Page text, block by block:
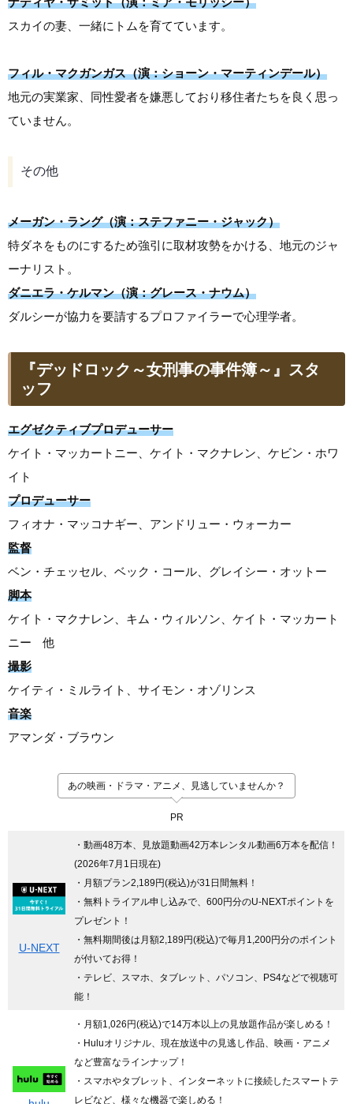
スカイの妻、一緒にトムを育てています。
フィル・マクガンガス（演：ショーン・マーティンデール）
地元の実業家、同性愛者を嫌悪しており移住者たちを良く思っ
ていません。
その他
メーガン・ラング（演：ステファニー・ジャック）
特ダネをものにするため強引に取材攻勢をかける、地元のジャ
ーナリスト。
ダニエラ・ケルマン（演：グレース・ナウム）
ダルシーが協力を要請するプロファイラーで心理学者。
『デッドロック～女刑事の事件簿～』スタ
ッフ
エグゼクティブプロデューサー
ケイト・マッカートニー、ケイト・マクナレン、ケビン・ホワ
イト
プロデューサー
フィオナ・マッコナギー、アンドリュー・ウォーカー
監督
ベン・チェッセル、ベック・コール、グレイシー・オットー
脚本
ケイト・マクナレン、キム・ウィルソン、ケイト・マッカート
ニー 他
撮影
ケイティ・ミルライト、サイモン・オゾリンス
音楽
アマンダ・ブラウン
あの映画・ドラマ・アニメ、見逃していませんか？
PR
U-NEXT
・動画48万本、見放題動画42万本レンタル動画6万本を配信！
(2026年7月1日現在)
・月額プラン2,189円(税込)が31日間無料！
・無料トライアル申し込みで、600円分のU-NEXTポイントを
プレゼント！
・無料期間後は月額2,189円(税込)で毎月1,200円分のポイント
が付いてお得！
・テレビ、スマホ、タブレット、パソコン、PS4などで視聴可
能！
・月額1,026円(税込)で14万本以上の見放題作品が楽しめる！
・Huluオリジナル、現在放送中の見逃し作品、映画・アニメ
など豊富なラインナップ！
・スマホやタブレット、インターネットに接続したスマートテ
レビなど、様々な機器で楽しめる！